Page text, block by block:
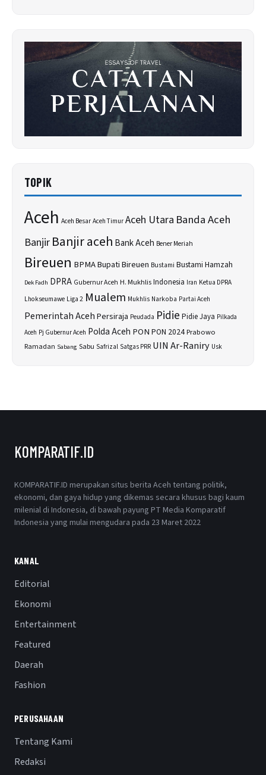
TOPIK
Aceh Aceh Besar Aceh Timur Aceh Utara Banda Aceh
BanjirBanjir aceh Bank Aceh Bener Meriah
Bireuen BPMABupati Bireuen Bustami Bustami Hamzah
Dek Fadh DPRA Gubernur Aceh H. MukhlisIndonesia Iran Ketua DPRA
Lhokseumawe Liga 2 Mualem Mukhlis Narkoba Partai Aceh
Pemerintah AcehPersiraja Peudada Pidie Pidie Jaya Pilkada
Aceh Pj Gubernur Aceh Polda Aceh PON PON 2024Prabowo
Ramadan Sabang Sabu Safrizal Satgas PRR UIN Ar-Raniry Usk
KOMPARATIF.ID
KOMPARATIF.ID merupakan situs berita Aceh tentang politik,
ekonomi, dan gaya hidup yang dikemas secara khusus bagi kaum
milenial di Indonesia, di bawah payung PT Media Komparatif
Indonesia yang mulai mengudara pada 23 Maret 2022
KANAL
Editorial
Ekonomi
Entertainment
Featured
Daerah
Fashion
PERUSAHAAN
Tentang Kami
Redaksi